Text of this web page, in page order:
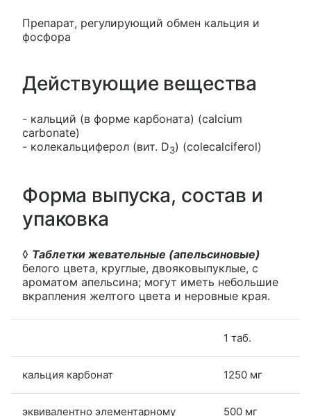
Препарат, регулирующий обмен кальция и
фосфора
Действующие вещества
- кальций (в форме карбоната) (calcium
carbonate)
- колекальциферол (вит. D3) (colecalciferol)
Форма выпуска, состав и
упаковка
◊ Таблетки жевательные (апельсиновые)
белого цвета, круглые, двояковыпуклые, с
ароматом апельсина; могут иметь небольшие
вкрапления желтого цвета и неровные края.
1 таб.
кальция карбонат 1250 мг
эквивалентно элементарному 500 мг